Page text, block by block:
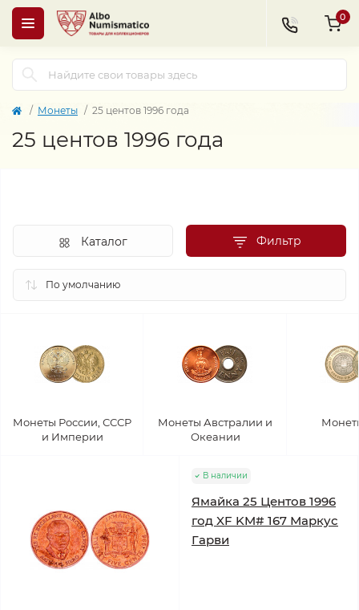
0
Монеты 25 центов 1996 года
25 центов 1996 года
Фильтр
Каталог
Монеты России, СССР
и Империи
Монеты Австралии и
Океании
В наличии
Ямайка 25 Центов 1996
год XF KM# 167 Маркус
Гарви